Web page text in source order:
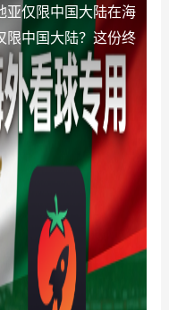
亚仅限中国大陆在海
限中国大陆？这份终